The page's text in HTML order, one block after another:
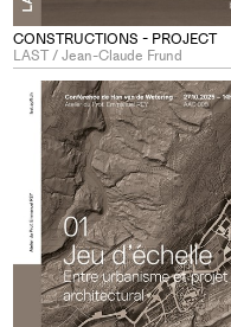
CONSTRUCTIONS - PROJECT
LAST / Jean-Claude Frund